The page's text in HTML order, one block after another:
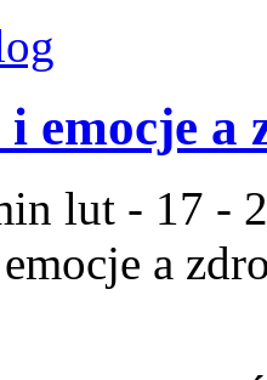
emocje a
lut - 17 -
a